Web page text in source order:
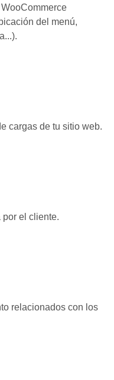
del menú,
cargas de tu sitio web.
el cliente.
relacionados con los